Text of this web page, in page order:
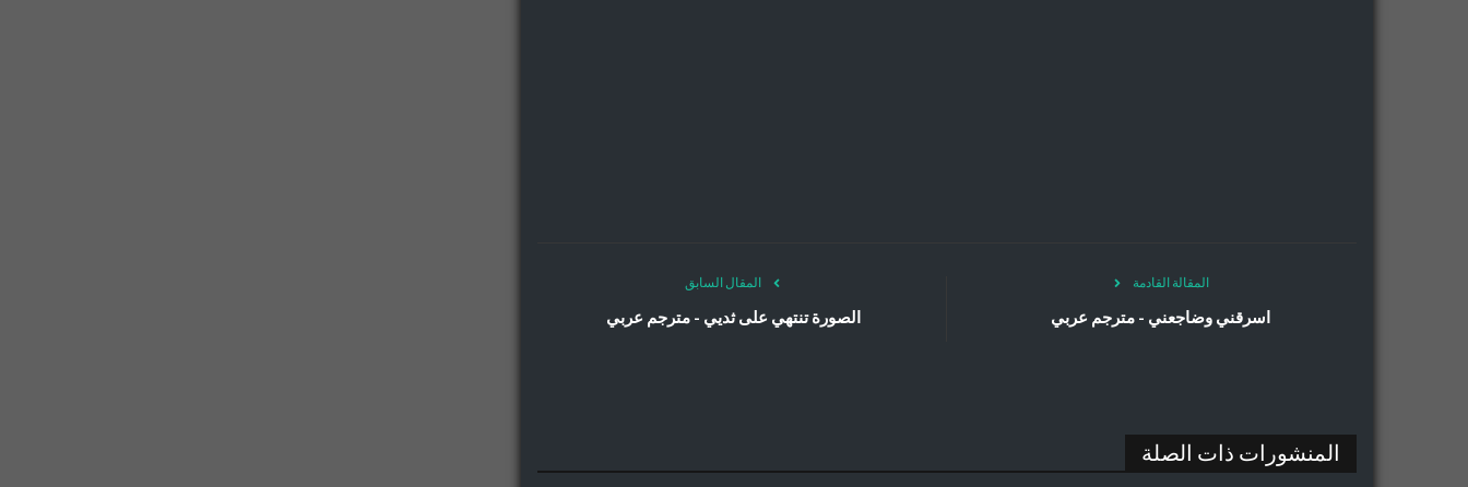
المقال السابق
الصورة تنتهي على ثديي - مترجم عربي
المقالة القادمة
اسرقني وضاجعني - مترجم عربي
المنشورات ذات الصلة